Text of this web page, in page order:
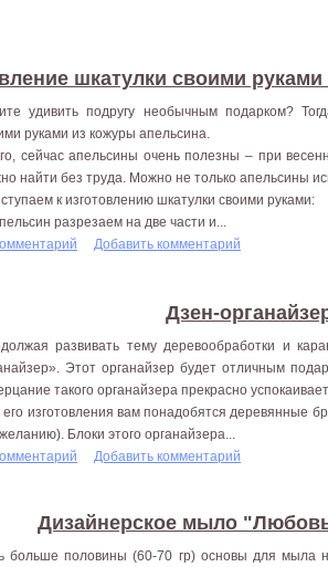
шкатулки своими
удивить подругу необычным подарком?
руками из кожуры апельсина.
сейчас апельсины очень полезны – при
найти без труда. Можно не только апельсины
к изготовлению шкатулки своими руками:
разрезаем на две части и...
Добавить комментарий
Дзен-
развивать тему деревообработки и
Этот органайзер будет отличным
такого органайзера прекрасно
его изготовления вам понадобятся деревянные
Блоки этого органайзера...
Добавить комментарий
Дизайнерское мыло
больше половины (60-70 гр) основы для мыла